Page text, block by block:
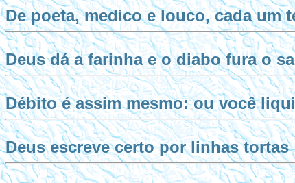
De poeta, medico e louco, cada um
Deus dá a farinha e o diabo fura o
Débito é assim mesmo: ou você
Deus escreve certo por linhas tortas